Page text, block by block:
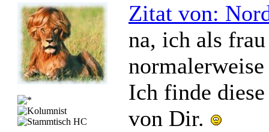
Zitat von:
na, ich als
Ich finde
von Dir.